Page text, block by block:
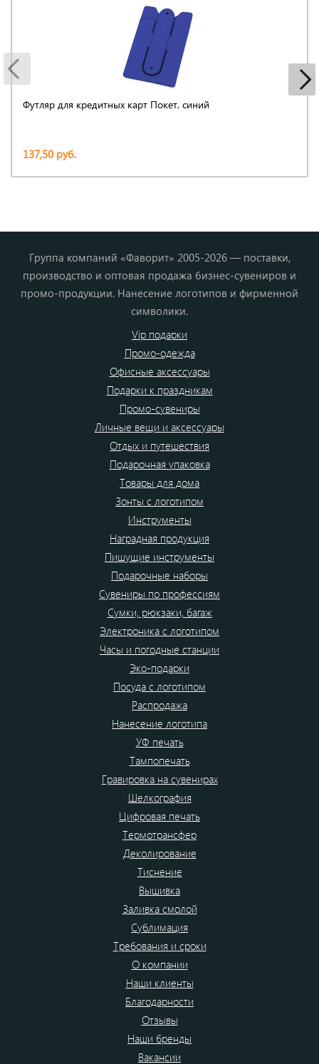
Футляр для кредитных карт Покет, синий
137,50 руб.
Группа компаний «Фаворит» 2005-2026 — поставки,
производство и оптовая продажа бизнес-сувениров и
промо-продукции. Нанесение логотипов и фирменной
символики.
Vip подарки
Промо-одежда
Офисные аксессуары
Подарки к праздникам
Промо-сувениры
Личные вещи и аксессуары
Отдых и путешествия
Подарочная упаковка
Товары для дома
Зонты с логотипом
Инструменты
Наградная продукция
Пишущие инструменты
Подарочные наборы
Сувениры по профессиям
Сумки, рюкзаки, багаж
Электроника с логотипом
Часы и погодные станции
Эко-подарки
Посуда с логотипом
Распродажа
Нанесение логотипа
УФ печать
Тампопечать
Гравировка на сувенирах
Шелкография
Цифровая печать
Термотрансфер
Деколирование
Тиснение
Вышивка
Заливка смолой
Сублимация
Требования и сроки
О компании
Наши клиенты
Благодарности
Отзывы
Наши бренды
Вакансии